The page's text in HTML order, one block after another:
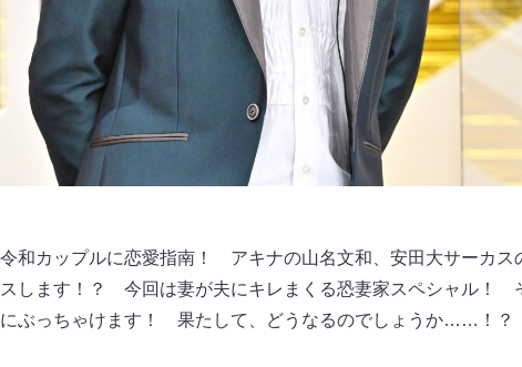
和カップルに恋愛指南！ アキナの山名文和、安田大サーカス
します！？ 今回は妻が夫にキレまくる恐妻家スペシャル！
にぶっちゃけます！ 果たして、どうなるのでしょうか……！？